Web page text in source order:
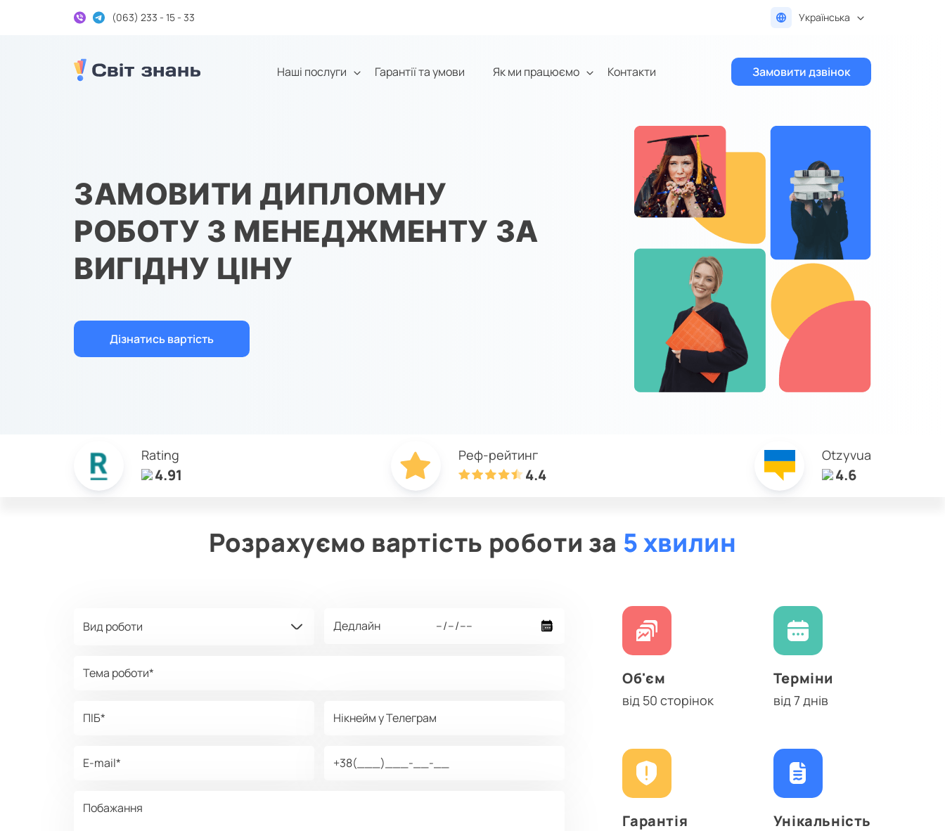
(063) 233 - 15 - 33 Українська
Наші послуги Гарантії та умови Як ми працюємо Контакти Замовити дзвінок
ЗАМОВИТИ ДИПЛОМНУ
РОБОТУ З МЕНЕДЖМЕНТУ ЗА
ВИГІДНУ ЦІНУ
Дізнатись вартість
Rating
4.91
Реф-рейтинг
4.4
Otzyvua
4.6
Розрахуємо вартість роботи за 5 хвилин
Об'єм
від 50 сторінок
Гарантія
Терміни
від 7 днів
Унікальність